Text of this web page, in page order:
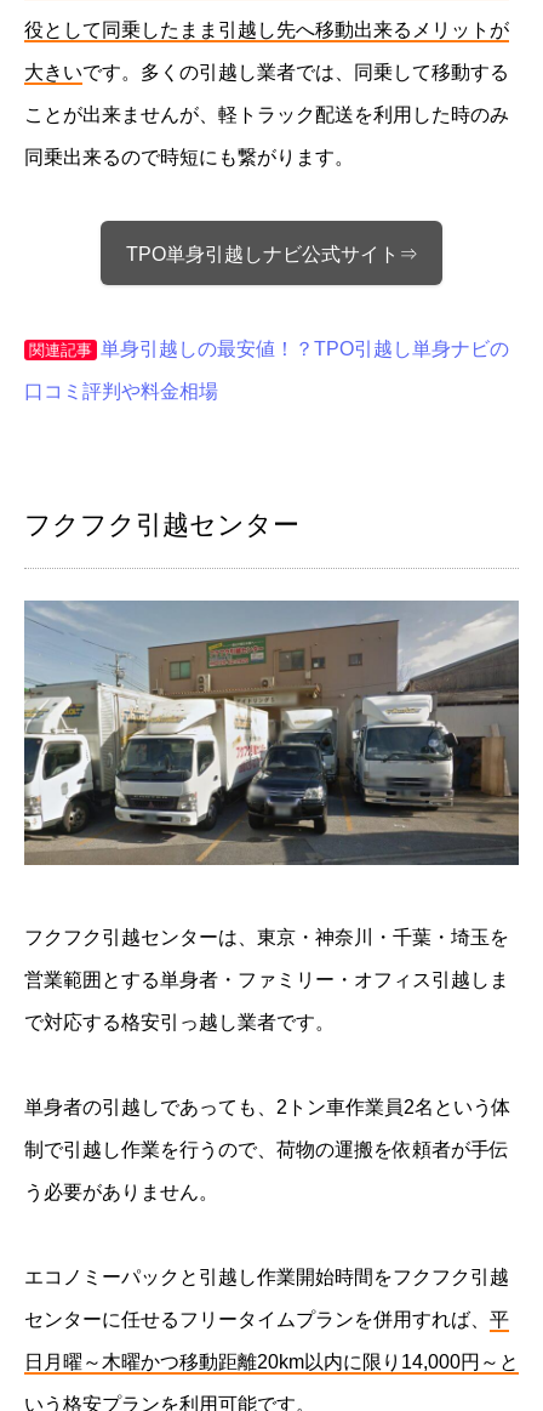
役として同乗したまま引越し先へ移動出来るメリットが
大きいです。多くの引越し業者では、同乗して移動する
ことが出来ませんが、軽トラック配送を利用した時のみ
同乗出来るので時短にも繋がります。
TPO単身引越しナビ公式サイト⇒
関連記事 単身引越しの最安値！？TPO引越し単身ナビの
口コミ評判や料金相場
フクフク引越センター
フクフク引越センターは、東京・神奈川・千葉・埼玉を
営業範囲とする単身者・ファミリー・オフィス引越しま
で対応する格安引っ越し業者です。
単身者の引越しであっても、2トン車作業員2名という体
制で引越し作業を行うので、荷物の運搬を依頼者が手伝
う必要がありません。
エコノミーパックと引越し作業開始時間をフクフク引越
センターに任せるフリータイムプランを併用すれば、 平
日月曜～木曜かつ移動距離20km以内に限り14,000円～と
いう格安プランを利用可能です。